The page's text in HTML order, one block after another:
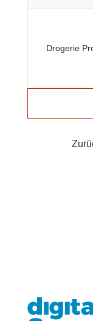
Drogerie